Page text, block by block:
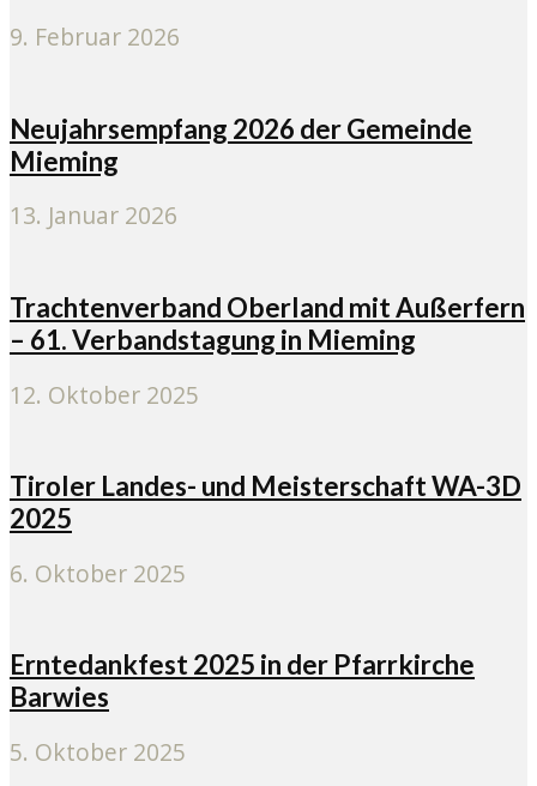
9. Februar 2026
Neujahrsempfang 2026 der Gemeinde
Mieming
13. Januar 2026
Trachtenverband Oberland mit Außerfern
– 61. Verbandstagung in Mieming
12. Oktober 2025
Tiroler Landes- und Meisterschaft WA-3D
2025
6. Oktober 2025
Erntedankfest 2025 in der Pfarrkirche
Barwies
5. Oktober 2025